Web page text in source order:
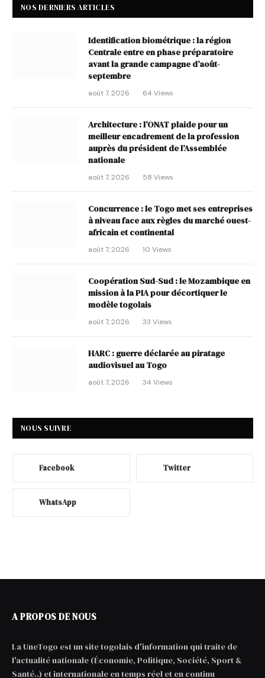
NOS DERNIERS ARTICLES
Identification biométrique : la région
Centrale entre en phase préparatoire
avant la grande campagne d’août-
septembre
août 7, 2026 64 Views
Architecture : l’ONAT plaide pour un
meilleur encadrement de la profession
auprès du président de l’Assemblée
nationale
août 7, 2026 58 Views
Concurrence : le Togo met ses entreprises
à niveau face aux règles du marché ouest-
africain et continental
août 7, 2026 10 Views
Coopération Sud-Sud : le Mozambique en
mission à la PIA pour décortiquer le
modèle togolais
août 7, 2026 33 Views
HARC : guerre déclarée au piratage
audiovisuel au Togo
août 7, 2026 34 Views
NOUS SUIVRE
Facebook Twitter
WhatsApp
A PROPOS DE NOUS
La UneTogo est un site togolais d'information qui traite de
l'actualité nationale (Économie, Politique, Société, Sport &
Santé..) et internationale en temps réel et en continu